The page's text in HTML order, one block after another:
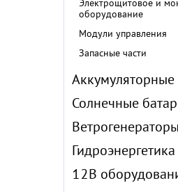
Электрощитовое и
оборудование
Модули управления
Запасные части
Аккумуляторные
Солнечные
Ветрогенераторы
Гидроэнергетика
12В